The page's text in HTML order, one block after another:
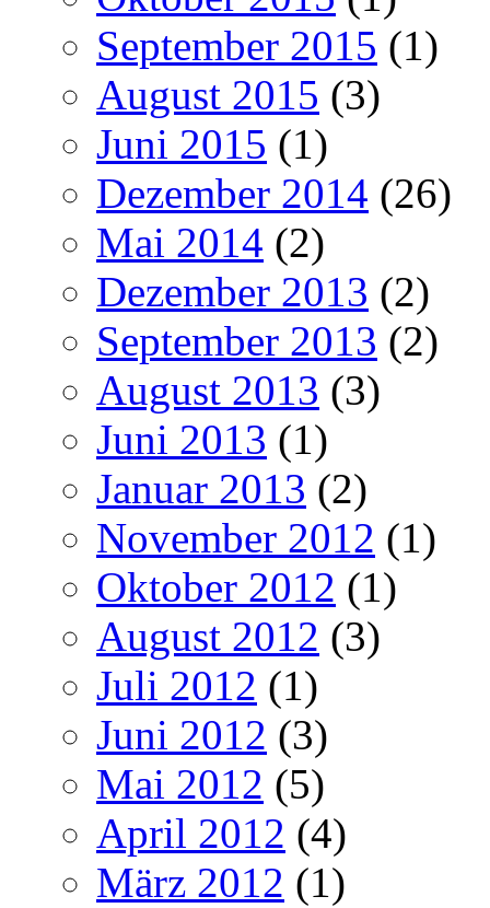
September 2015 (1)
August 2015 (3)
Juni 2015 (1)
Dezember 2014 (26)
Mai 2014 (2)
Dezember 2013 (2)
September 2013 (2)
August 2013 (3)
Juni 2013 (1)
Januar 2013 (2)
November 2012 (1)
Oktober 2012 (1)
August 2012 (3)
Juli 2012 (1)
Juni 2012 (3)
Mai 2012 (5)
April 2012 (4)
März 2012 (1)